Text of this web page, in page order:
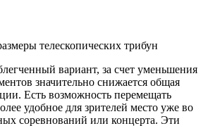
телескопических трибун
вариант, за счет уменьшения
значительно снижается общая
Есть возможность перемещать
удобное для зрителей место уже во
соревнований или концерта. Эти